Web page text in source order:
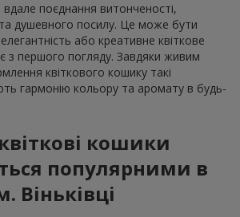
поєднання витонченості,
душевного посилу. Це може бути
або креативне квіткове
з першого погляду. Завдяки живим
квіткового кошику такі
гармонію кольору та аромату в будь-
кошики
популярними в
Віньківці